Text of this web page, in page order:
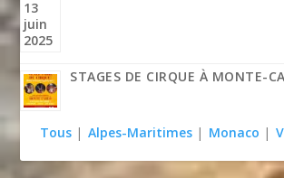
STAGES DE CIRQUE À MONTE-
Tous | Alpes-Maritimes | Monaco |